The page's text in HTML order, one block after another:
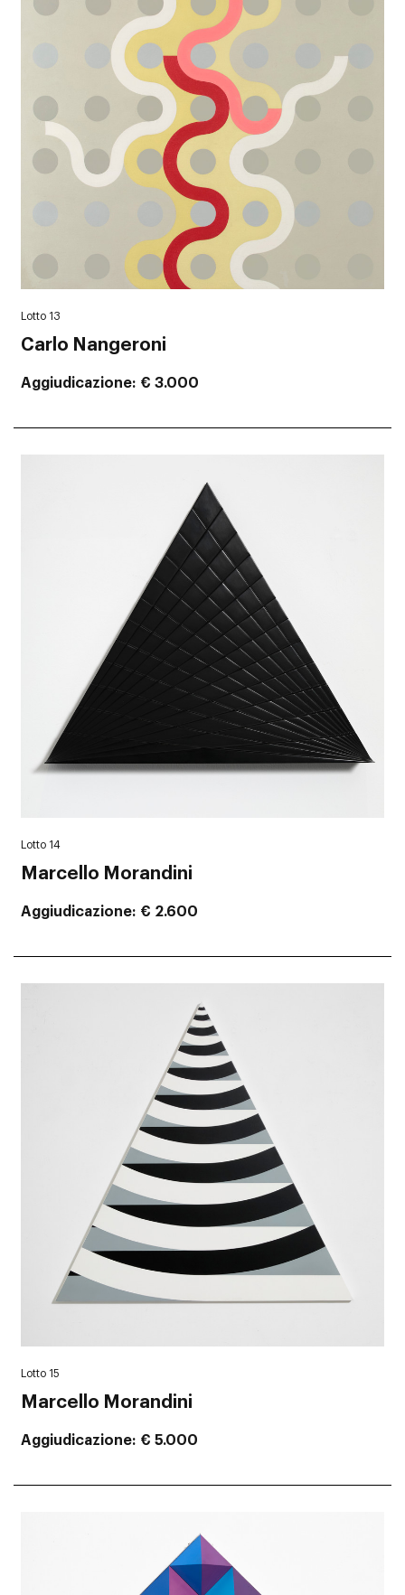
Lotto 13
Carlo Nangeroni
Aggiudicazione € 3.000
Lotto 14
Marcello Morandini
Aggiudicazione € 2.600
Lotto 15
Marcello Morandini
Aggiudicazione € 5.000